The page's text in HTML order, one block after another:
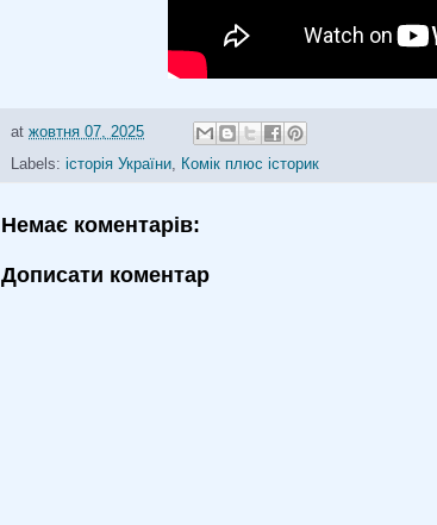
at жовтня 07, 2025
Labels: історія України, Комік плюс історик
Немає коментарів:
Дописати коментар